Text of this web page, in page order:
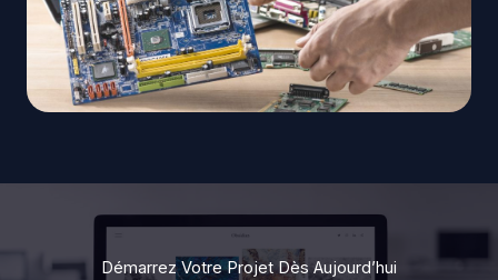
Démarrez Votre Projet Dès Aujourd’hui